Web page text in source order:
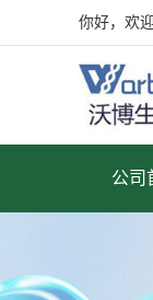
你好，欢
公司